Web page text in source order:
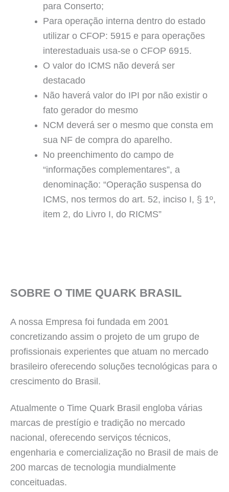
para Conserto;
Para operação interna dentro do estado
utilizar o CFOP: 5915 e para operações
interestaduais usa-se o CFOP 6915.
O valor do ICMS não deverá ser
destacado
Não haverá valor do IPI por não existir o
fato gerador do mesmo
NCM deverá ser o mesmo que consta em
sua NF de compra do aparelho.
No preenchimento do campo de
“informações complementares”, a
denominação: “Operação suspensa do
ICMS, nos termos do art. 52, inciso I, § 1º,
item 2, do Livro I, do RICMS”
SOBRE O TIME QUARK BRASIL
A nossa Empresa foi fundada em 2001
concretizando assim o projeto de um grupo de
profissionais experientes que atuam no mercado
brasileiro oferecendo soluções tecnológicas para o
crescimento do Brasil.
Atualmente o Time Quark Brasil engloba várias
marcas de prestígio e tradição no mercado
nacional, oferecendo serviços técnicos,
engenharia e comercialização no Brasil de mais de
200 marcas de tecnologia mundialmente
conceituadas.